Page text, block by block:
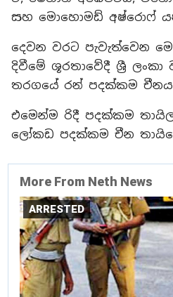
සහ මොහොමඩ් අෂ්රොෆ්
දෙවන වරට පැවැත්වෙන
දිවීමේ ශූරතාවේදී ශ්‍රී ලංකා
තරගයේ රන් පදක්කම චීනය
එමෙන්ම රිදී පදක්කම
ලෝකඩ පදක්කම චීන
More From Neth News
ARRESTED